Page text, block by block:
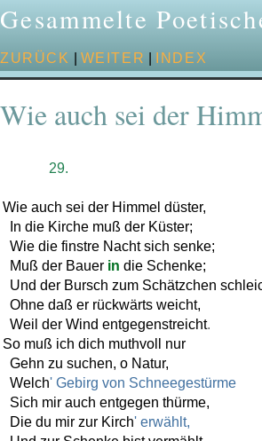
Gesammelte
ZURÜCK WEITER INDEX
Wie auch sei der
29.
Wie auch sei der Himmel düster,
In die Kirche muß der Küster;
Wie die finstre Nacht sich senke;
Muß der Bauer in die Schenke;
Und der Bursch zum Schätzchen
Ohne daß er rückwärts weicht,
Weil der Wind entgegenstreicht.
So muß ich dich muthvoll
nur
Gehn zu suchen, o Natur,
Welch' Gebirg von Schneegestürme
Sich mir auch entgegen thürme,
Die du mir zur Kirch' erwählt,